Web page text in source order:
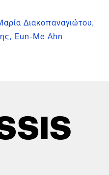
Διακοπαναγιώτου,
Eun-Me Ahn